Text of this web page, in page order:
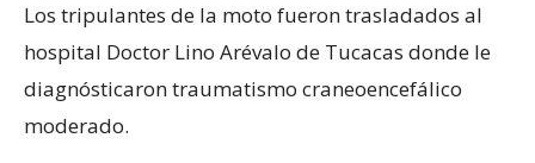
Los tripulantes de la moto fueron trasladados al
hospital Doctor Lino Arévalo de Tucacas donde le
diagnósticaron traumatismo craneoencefálico
moderado.